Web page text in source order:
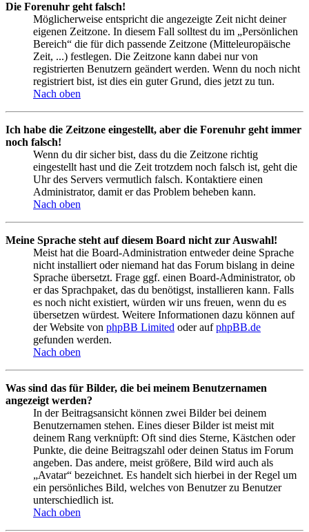
Die Forenuhr geht falsch!
Möglicherweise entspricht die angezeigte Zeit nicht deiner
eigenen Zeitzone. In diesem Fall solltest du im „Persönlichen
Bereich“ die für dich passende Zeitzone (Mitteleuropäische
Zeit, ...) festlegen. Die Zeitzone kann dabei nur von
registrierten Benutzern geändert werden. Wenn du noch nicht
registriert bist, ist dies ein guter Grund, dies jetzt zu tun.
Nach oben
Ich habe die Zeitzone eingestellt, aber die Forenuhr geht immer
noch falsch!
Wenn du dir sicher bist, dass du die Zeitzone richtig
eingestellt hast und die Zeit trotzdem noch falsch ist, geht die
Uhr des Servers vermutlich falsch. Kontaktiere einen
Administrator, damit er das Problem beheben kann.
Nach oben
Meine Sprache steht auf diesem Board nicht zur Auswahl!
Meist hat die Board-Administration entweder deine Sprache
nicht installiert oder niemand hat das Forum bislang in deine
Sprache übersetzt. Frage ggf. einen Board-Administrator, ob
er das Sprachpaket, das du benötigst, installieren kann. Falls
es noch nicht existiert, würden wir uns freuen, wenn du es
übersetzen würdest. Weitere Informationen dazu können auf
der Website von phpBB Limited oder aufphpBB.de
gefunden werden.
Nach oben
Was sind das für Bilder, die bei meinem Benutzernamen
angezeigt werden?
In der Beitragsansicht können zwei Bilder bei deinem
Benutzernamen stehen. Eines dieser Bilder ist meist mit
deinem Rang verknüpft: Oft sind dies Sterne, Kästchen oder
Punkte, die deine Beitragszahl oder deinen Status im Forum
angeben. Das andere, meist größere, Bild wird auch als
„Avatar“ bezeichnet. Es handelt sich hierbei in der Regel um
ein persönliches Bild, welches von Benutzer zu Benutzer
unterschiedlich ist.
Nach oben